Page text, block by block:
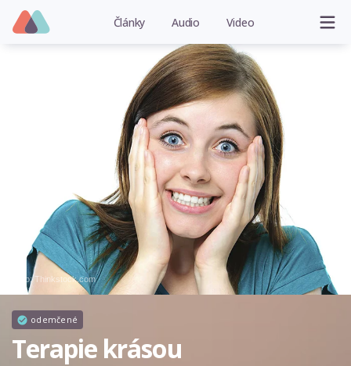
Články Audio Video
Foto: Thinkstock.com
odemčené
Terapie krásou